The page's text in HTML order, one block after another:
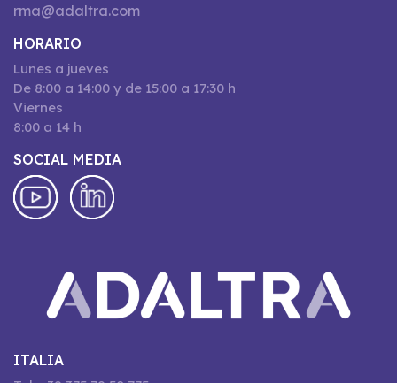
rma@adaltra.com
HORARIO
Lunes a jueves
De 8:00 a 14:00 y de 15:00 a 17:30 h
Viernes
8:00 a 14 h
SOCIAL MEDIA
ITALIA